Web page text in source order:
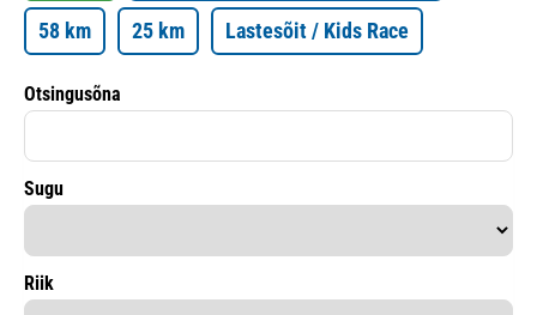
58 km 25 km Lastesõit / Kids Race
Otsingusõna
Sugu
Riik